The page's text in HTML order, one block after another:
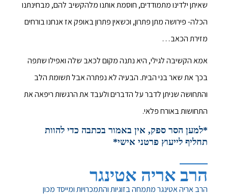
שאיתן ילדינו מתמודדים, חוסמת אותנו מלהקשיב להם, מבחינתנו
הכלה- פירושה מתן פתרון, וכשאין פתרון באופק אז אנחנו בורחים
מזירת הכאב…
אמא הקשיבה לגילי, היא נתנה מקום לכאב שלה ואפילו שתפה
בכך את שאר בני הבית. הבעיה לא נפתרה אבל תשומת הלב
והתחושה שניתן לדבר על הדברים ולעבד את הרגשות ריפאה את
התחושות באורח פלאי.
*למען הסר ספק, אין באמור בכתבה כדי להוות
תחליף לייעוץ פרטני אישי*
הרב אריה אטינגר
הרב אריה אטינגר מתמחה בזוגיות והתמכרויות ומייסד מכון